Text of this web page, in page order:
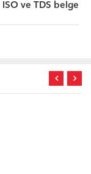
ISO ve TDS